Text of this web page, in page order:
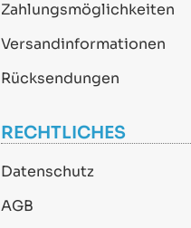
Zahlungsmöglichkeiten
Versandinformationen
Rücksendungen
RECHTLICHES
Datenschutz
AGB